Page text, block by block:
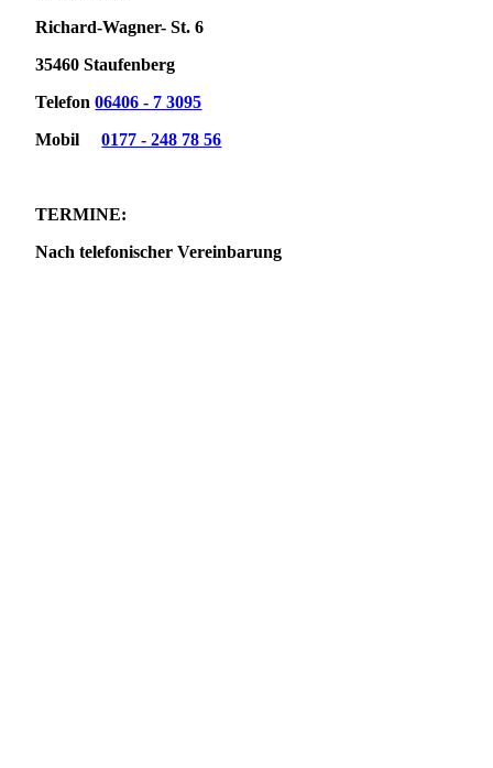
Richard-Wagner- St. 6
35460 Staufenberg
Telefon06406 - 7 3095
Mobil0177 - 248 78 56
TERMINE:
Nach telefonischer Vereinbarung